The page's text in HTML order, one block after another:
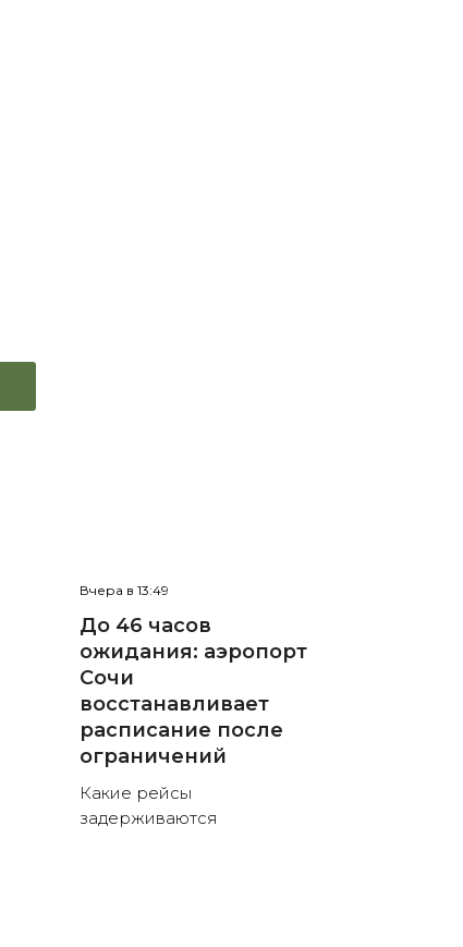
Вчера в 13:49
До 46 часов
ожидания: аэропорт
Сочи
восстанавливает
расписание после
ограничений
Какие рейсы
задерживаются